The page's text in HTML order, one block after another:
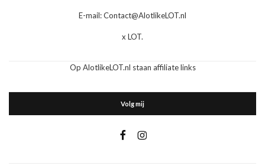
E-mail: Contact@AlotlikeLOT.nl
x LOT.
Op AlotlikeLOT.nl staan affiliate links
Volg mij